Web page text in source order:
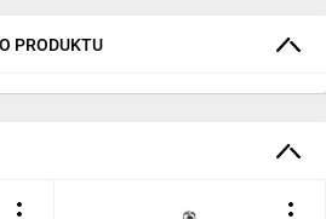
PRODUKTU